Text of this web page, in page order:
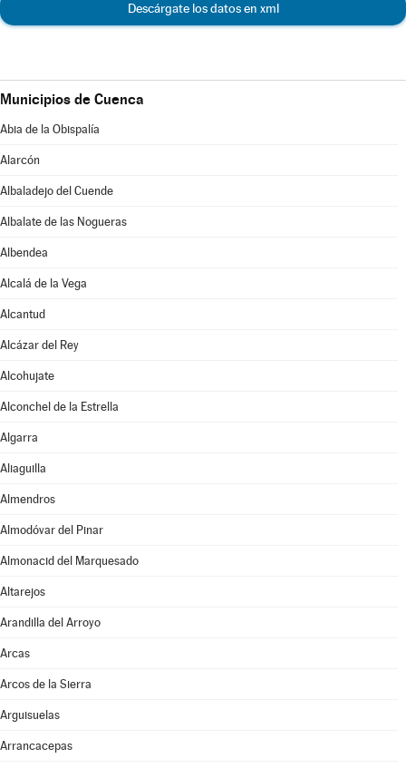
Descárgate los datos en xml
Municipios de Cuenca
Abia de la Obispalía
Alarcón
Albaladejo del Cuende
Albalate de las Nogueras
Albendea
Alcalá de la Vega
Alcantud
Alcázar del Rey
Alcohujate
Alconchel de la Estrella
Algarra
Aliaguilla
Almendros
Almodóvar del Pinar
Almonacid del Marquesado
Altarejos
Arandilla del Arroyo
Arcas
Arcos de la Sierra
Arguisuelas
Arrancacepas